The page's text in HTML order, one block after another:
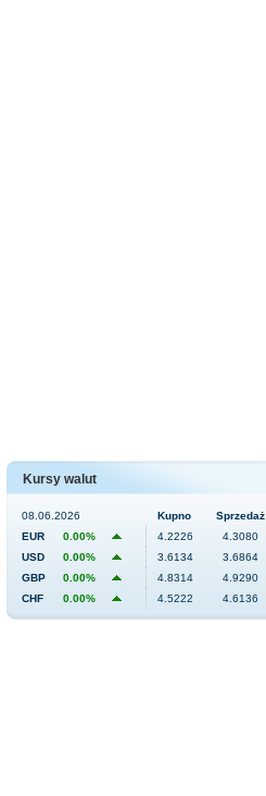
Kursy walut
08.06.2026 Kupno
Sprzedaż
EUR
0.00% 4.2226
4.3080
USD
0.00% 3.6134
3.6864
GBP
0.00% 4.8314
4.9290
CHF
0.00% 4.5222 4.6136